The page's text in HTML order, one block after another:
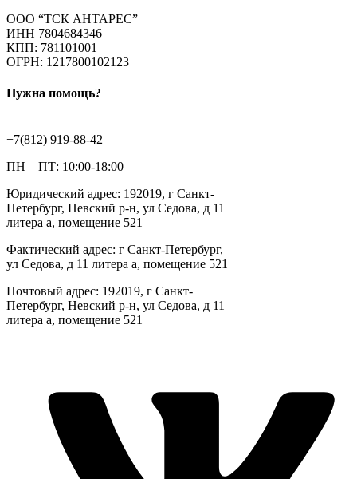
ООО “ТСК АНТАРЕС”
ИНН 7804684346
КПП: 781101001
ОГРН: 1217800102123
Нужна помощь?
+7(812) 919-88-42
ПН – ПТ: 10:00-18:00
Юридический адрес: 192019, г Санкт-
Петербург, Невский р-н, ул Седова, д 11
литера а, помещение 521
Фактический адрес: г Санкт-Петербург,
ул Седова, д 11 литера а, помещение 521
Почтовый адрес: 192019, г Санкт-
Петербург, Невский р-н, ул Седова, д 11
литера а, помещение 521